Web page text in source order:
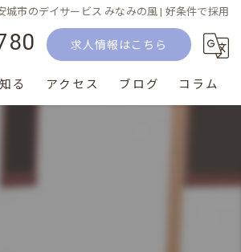
城市のデイサービス みなみの風 | 好条件で採用
求人情報はこちら
る アクセス ブログ コラム